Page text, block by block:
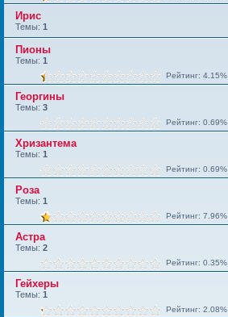
Ирис
Темы: 1
Пионы
Темы: 1
Рейтинг: 4.15%
Георгины
Темы: 3
Рейтинг: 0.69%
Хризантема
Темы: 1
Рейтинг: 0.69%
Роза
Темы: 1
Рейтинг: 7.96%
Астра
Темы: 2
Рейтинг: 0.35%
Гейхеры
Темы: 1
Рейтинг: 2.08%